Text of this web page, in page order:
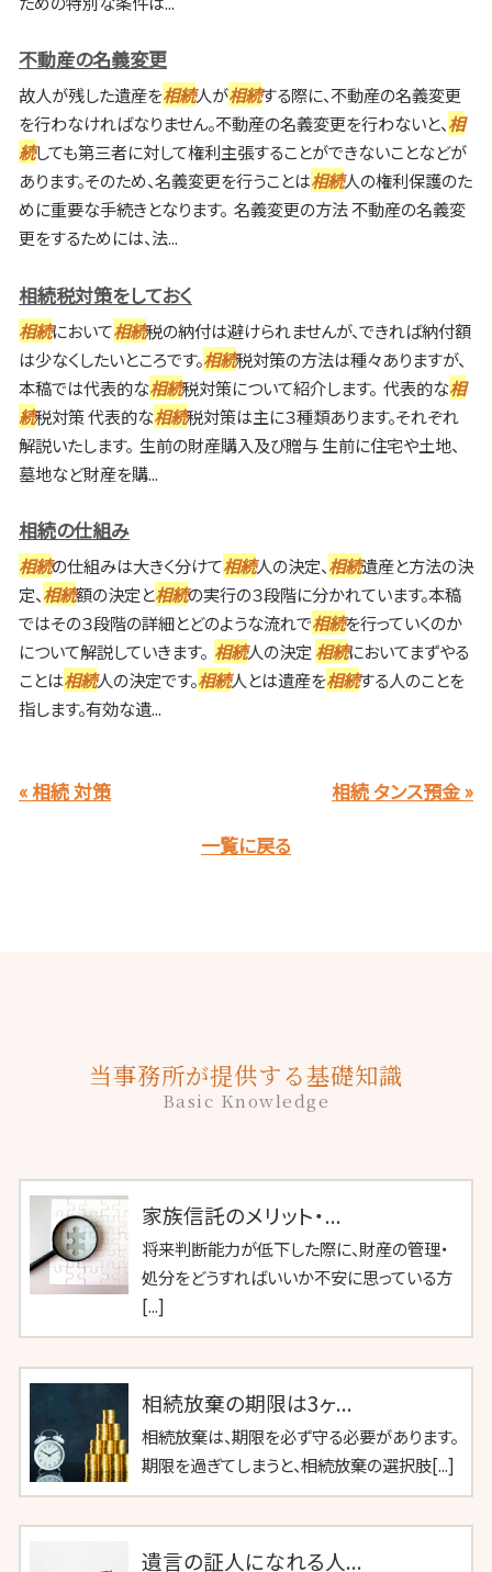
不動産の名義変更
故人が残した遺産を相続人が相続する際に、不動産の名義変更
を行わなければなりません。不動産の名義変更を行わないと、相
続しても第三者に対して権利主張することができないことなどが
あります。そのため、名義変更を行うことは相続人の権利保護のた
めに重要な手続きとなります。 名義変更の方法 不動産の名義変
更をするためには、法...
相続税対策をしておく
相続において相続税の納付は避けられませんが、できれば納付額
は少なくしたいところです。相続税対策の方法は種々ありますが、
本稿では代表的な相続税対策について紹介します。 代表的な相
続税対策 代表的な相続税対策は主に３種類あります。それぞれ
解説いたします。 生前の財産購入及び贈与 生前に住宅や土地、
墓地など財産を購...
相続の仕組み
相続の仕組みは大きく分けて相続人の決定、相続遺産と方法の決
定、相続額の決定と相続の実行の３段階に分かれています。本稿
ではその３段階の詳細とどのような流れで相続を行っていくのか
について解説していきます。 相続人の決定 相続においてまずやる
ことは相続人の決定です。相続人とは遺産を相続する人のことを
指します。有効な遺...
« 相続 対策
相続 タンス預金 »
一覧に戻る
当事務所が提供する基礎知識
Basic Knowledge
家族信託のメリット・...
将来判断能力が低下した際に、財産の管理・
処分をどうすればいいか不安に思っている方
[...]
相続放棄の期限は3ヶ...
相続放棄は、期限を必ず守る必要があります。
期限を過ぎてしまうと、相続放棄の選択肢[...]
遺言の証人になれる人...